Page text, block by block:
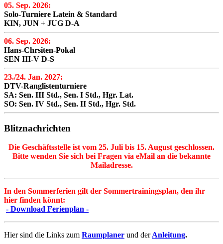
05. Sep. 2026:
Solo-Turniere Latein & Standard
KIN, JUN + JUG D-A
06. Sep. 2026:
Hans-Chrsiten-Pokal
SEN III-V D-S
23./24. Jan. 2027:
DTV-Ranglistenturniere
SA: Sen. III Std., Sen. I Std., Hgr. Lat.
SO: Sen. IV Std., Sen. II Std., Hgr. Std.
Blitznachrichten
Die Geschäftsstelle ist vom 25. Juli bis 15. August geschlossen.
Bitte wenden Sie sich bei Fragen via eMail an die bekannte
Mailadresse.
In den Sommerferien gilt der Sommertrainingsplan, den ihr
hier finden könnt:
- Download Ferienplan -
Hier sind die Links zum Raumplaner und der Anleitung.